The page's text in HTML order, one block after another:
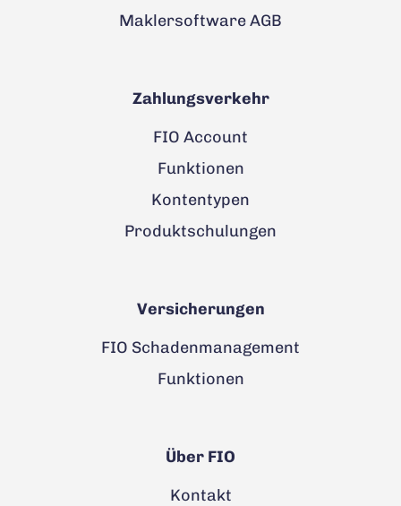
Maklersoftware AGB
Zahlungsverkehr
FIO Account
Funktionen
Kontentypen
Produktschulungen
Versicherungen
FIO Schadenmanagement
Funktionen
Über FIO
Kontakt